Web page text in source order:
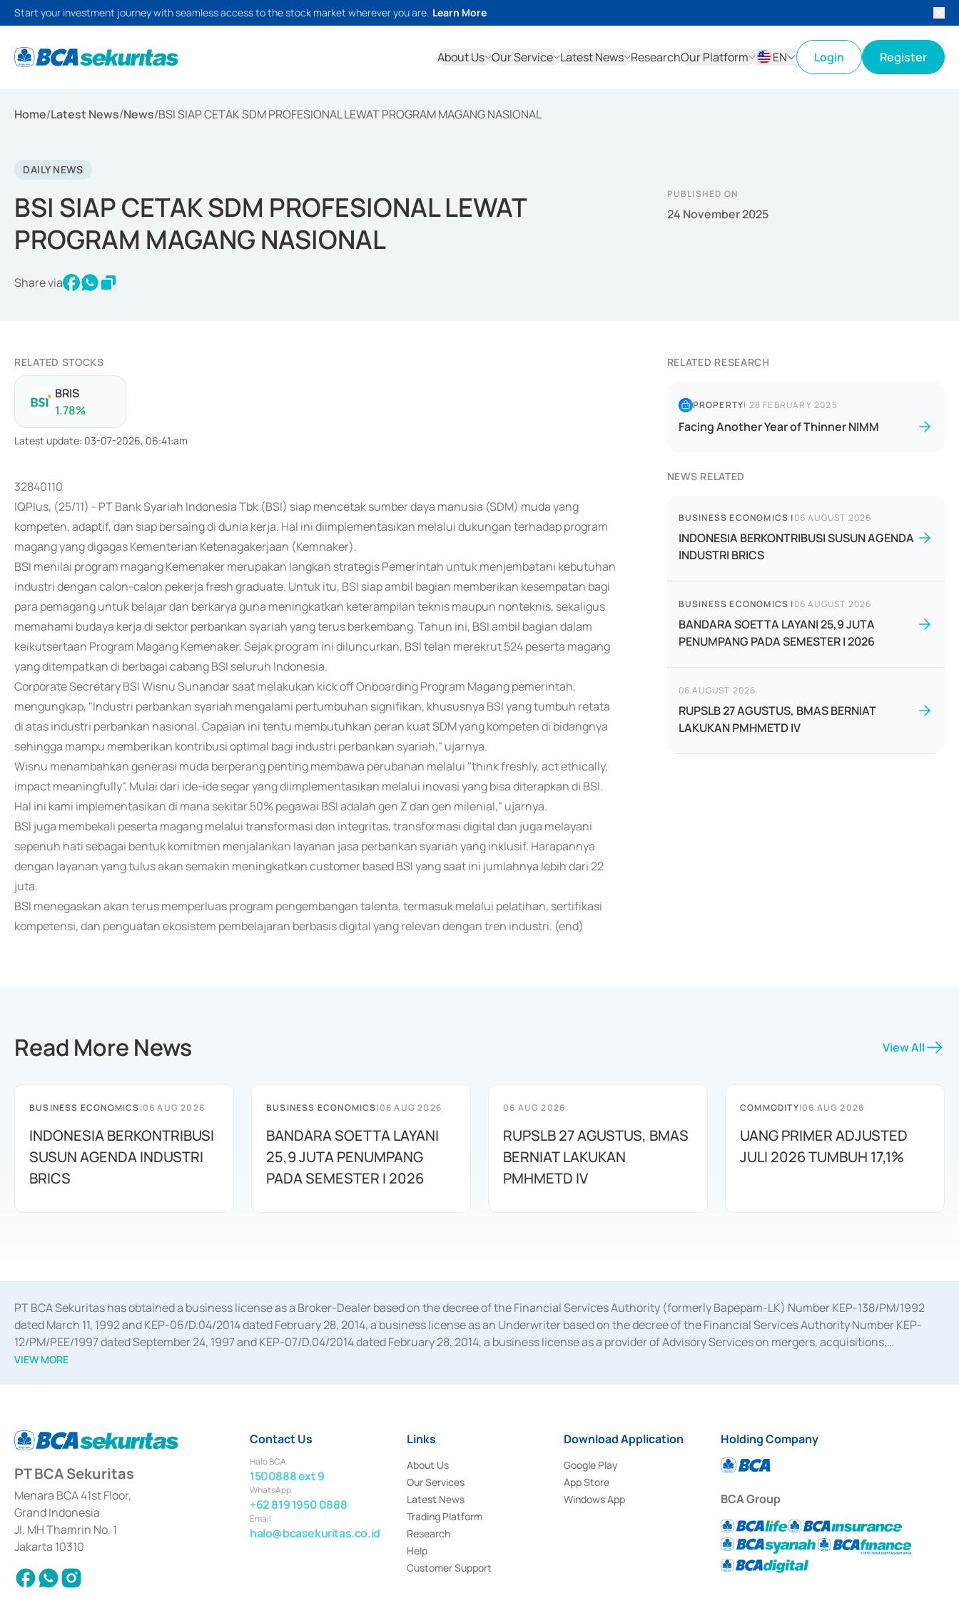
Start your investment journey with seamless access to the stock market wherever you are. Learn More
About Us Our Service Latest News ResearchOur Platform
EN
Login Register
Home/Latest News/News/BSI SIAP CETAK SDM PROFESIONAL LEWAT PROGRAM MAGANG NASIONAL
DAILY NEWS
BSI SIAP CETAK SDM PROFESIONAL LEWAT
PROGRAM MAGANG NASIONAL
Share via
PUBLISHED ON
24 November 2025
RELATED STOCKS
BRIS
1.78%
Latest update: 03-07-2026, 06:41:am
32840110
IQPlus, (25/11) - PT Bank Syariah Indonesia Tbk (BSI) siap mencetak sumber daya manusia (SDM) muda yang
kompeten, adaptif, dan siap bersaing di dunia kerja. Hal ini diimplementasikan melalui dukungan terhadap program
magang yang digagas Kementerian Ketenagakerjaan (Kemnaker).
BSI menilai program magang Kemenaker merupakan langkah strategis Pemerintah untuk menjembatani kebutuhan
industri dengan calon-calon pekerja fresh graduate. Untuk itu, BSI siap ambil bagian memberikan kesempatan bagi
para pemagang untuk belajar dan berkarya guna meningkatkan keterampilan teknis maupun nonteknis, sekaligus
memahami budaya kerja di sektor perbankan syariah yang terus berkembang. Tahun ini, BSI ambil bagian dalam
keikutsertaan Program Magang Kemenaker. Sejak program ini diluncurkan, BSI telah merekrut 524 peserta magang
yang ditempatkan di berbagai cabang BSI seluruh Indonesia.
Corporate Secretary BSI Wisnu Sunandar saat melakukan kick off Onboarding Program Magang pemerintah,
mengungkap, "Industri perbankan syariah mengalami pertumbuhan signifikan, khususnya BSI yang tumbuh retata
di atas industri perbankan nasional. Capaian ini tentu membutuhkan peran kuat SDM yang kompeten di bidangnya
sehingga mampu memberikan kontribusi optimal bagi industri perbankan syariah," ujarnya.
Wisnu menambahkan generasi muda berperang penting membawa perubahan melalui "think freshly, act ethically,
impact meaningfully". Mulai dari ide-ide segar yang diimplementasikan melalui inovasi yang bisa diterapkan di BSI.
Hal ini kami implementasikan di mana sekitar 50% pegawai BSI adalah gen Z dan gen milenial," ujarnya.
BSI juga membekali peserta magang melalui transformasi dan integritas, transformasi digital dan juga melayani
sepenuh hati sebagai bentuk komitmen menjalankan layanan jasa perbankan syariah yang inklusif. Harapannya
dengan layanan yang tulus akan semakin meningkatkan customer based BSI yang saat ini jumlahnya lebih dari 22
juta.
BSI menegaskan akan terus memperluas program pengembangan talenta, termasuk melalui pelatihan, sertifikasi
kompetensi, dan penguatan ekosistem pembelajaran berbasis digital yang relevan dengan tren industri. (end)
RELATED RESEARCH
PROPERTY| 28 FEBRUARY 2025
Facing Another Year of Thinner NIMM
NEWS RELATED
BUSINESS ECONOMICS |06 AUGUST 2026
INDONESIA BERKONTRIBUSI SUSUN AGENDA
INDUSTRI BRICS
BUSINESS ECONOMICS |06 AUGUST 2026
BANDARA SOETTA LAYANI 25,9 JUTA
PENUMPANG PADA SEMESTER I 2026
06 AUGUST 2026
RUPSLB 27 AGUSTUS, BMAS BERNIAT
LAKUKAN PMHMETD IV
Read More News View All
BUSINESS ECONOMICS|06 AUG 2026
INDONESIA BERKONTRIBUSI
SUSUN AGENDA INDUSTRI
BRICS
BUSINESS ECONOMICS|06 AUG 2026
BANDARA SOETTA LAYANI
25,9 JUTA PENUMPANG
PADA SEMESTER I 2026
06 AUG 2026
RUPSLB 27 AGUSTUS, BMAS
BERNIAT LAKUKAN
PMHMETD IV
COMMODITY|06 AUG 2026
UANG PRIMER ADJUSTED
JULI 2026 TUMBUH 17,1%
PT BCA Sekuritas has obtained a business license as a Broker-Dealer based on the decree of the Financial Services Authority (formerly Bapepam-LK) Number KEP-138/PM/1992
dated March 11, 1992 and KEP-06/D.04/2014 dated February 28, 2014, a business license as an Underwriter based on the decree of the Financial Services Authority Number KEP-
12/PM/PEE/1997 dated September 24, 1997 and KEP-07/D.04/2014 dated February 28, 2014, a business license as a provider of Advisory Services on mergers, acquisitions,
divestments, and joint ventures based on the decree of the Financial Services Authority Number S-67/PM.21/2014 dated February 28, 2014, a business license as a provider of
Settlement of Commercial Paper Transactions whose license was issued in 2018.
VIEW MORE
PT BCA Sekuritas
Menara BCA 41st Floor,
Grand Indonesia
Jl. MH Thamrin No. 1
Jakarta 10310
Contact Us
Halo BCA
1500888 ext 9
WhatsApp
+62 819 1950 0888
Email
halo@bcasekuritas.co.id
Links
About Us
Our Services
Latest News
Trading Platform
Research
Help
Customer Support
Download Application
Google Play
App Store
Windows App
Holding Company
BCA Group